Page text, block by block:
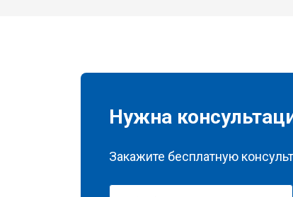
Нужна
Закажите бесплатную